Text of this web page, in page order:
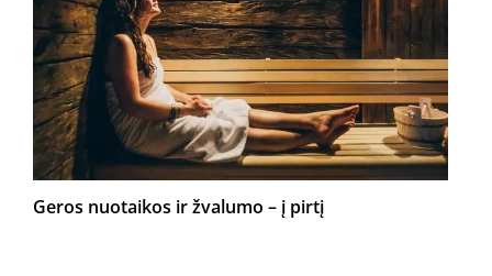
Geros nuotaikos ir žvalumo – į pirtį